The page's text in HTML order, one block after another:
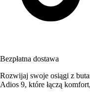
Bezpłatna dostawa
Rozwijaj swoje osiągi z
Adios 9, które łączą